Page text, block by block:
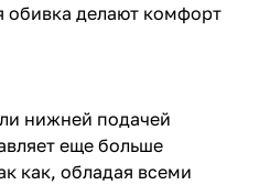
обивка делают комфорт
нижней подачей
еще больше
как, обладая всеми